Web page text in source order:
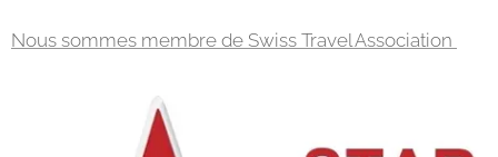
Nous sommes membre de Swiss Travel Association